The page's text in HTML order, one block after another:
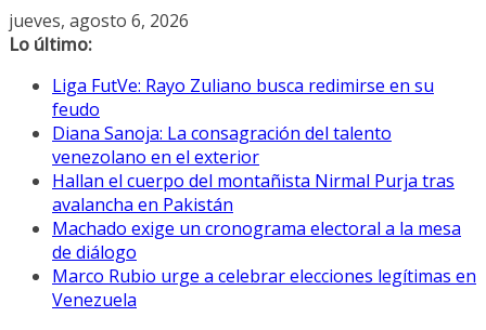
Saltar
al
jueves, agosto 6, 2026
Lo último:
Liga FutVe: Rayo Zuliano busca redimirse en su
feudo
Diana Sanoja: La consagración del talento
venezolano en el exterior
Hallan el cuerpo del montañista Nirmal Purja tras
avalancha en Pakistán
Machado exige un cronograma electoral a la mesa
de diálogo
Marco Rubio urge a celebrar elecciones legítimas en
Venezuela